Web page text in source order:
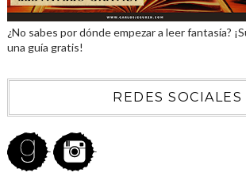
¿No sabes por dónde empezar a leer fantasía?
una guía gratis!
REDES SOCIALES